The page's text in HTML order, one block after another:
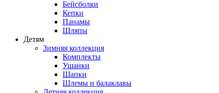
Бейсболки
Кепки
Панамы
Шляпы
Детям
Зимняя коллекция
Комплекты
Ушанки
Шапки
Шлемы и балаклавы